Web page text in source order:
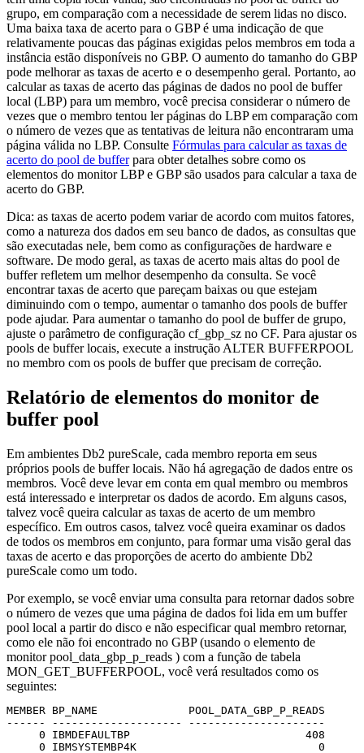
grupo, em comparação com a necessidade de serem lidas no disco.
Uma baixa taxa de acerto para o GBP é uma indicação de que
relativamente poucas das páginas exigidas pelos membros em toda a
instância estão disponíveis no GBP. O aumento do tamanho do GBP
pode melhorar as taxas de acerto e o desempenho geral. Portanto, ao
calcular as taxas de acerto das páginas de dados no pool de buffer
local (LBP) para um membro, você precisa considerar o número de
vezes que o membro tentou ler páginas do LBP em comparação com
o número de vezes que as tentativas de leitura não encontraram uma
página válida no LBP. Consulte Fórmulas para calcular as taxas de
acerto do pool de bufferpara obter detalhes sobre como os
elementos do monitor LBP e GBP são usados para calcular a taxa de
acerto do GBP.
Dica: as taxas de acerto podem variar de acordo com muitos fatores,
como a natureza dos dados em seu banco de dados, as consultas que
são executadas nele, bem como as configurações de hardware e
software. De modo geral, as taxas de acerto mais altas do pool de
buffer refletem um melhor desempenho da consulta. Se você
encontrar taxas de acerto que pareçam baixas ou que estejam
diminuindo com o tempo, aumentar o tamanho dos pools de buffer
pode ajudar. Para aumentar o tamanho do pool de buffer de grupo,
ajuste o parâmetro de configuração cf_gbp_sz no CF. Para ajustar os
pools de buffer locais, execute a instrução ALTER BUFFERPOOL
no membro com os pools de buffer que precisam de correção.
Relatório de elementos do monitor de
buffer pool
Em ambientes Db2 pureScale, cada membro reporta em seus
próprios pools de buffer locais. Não há agregação de dados entre os
membros. Você deve levar em conta em qual membro ou membros
está interessado e interpretar os dados de acordo. Em alguns casos,
talvez você queira calcular as taxas de acerto de um membro
específico. Em outros casos, talvez você queira examinar os dados
de todos os membros em conjunto, para formar uma visão geral das
taxas de acerto e das proporções de acerto do ambiente Db2
pureScale como um todo.
Por exemplo, se você enviar uma consulta para retornar dados sobre
o número de vezes que uma página de dados foi lida em um buffer
pool local a partir do disco e não especificar qual membro retornar,
como ele não foi encontrado no GBP (usando o elemento de
monitorpool_data_gbp_p_reads ) com a função de tabela
MON_GET_BUFFERPOOL, você verá resultados como os
seguintes:
MEMBER BP_NAME              POOL_DATA_GBP_P_READS
------ -------------------- ---------------------
     0 IBMDEFAULTBP                           408
     0 IBMSYSTEMBP4K                            0